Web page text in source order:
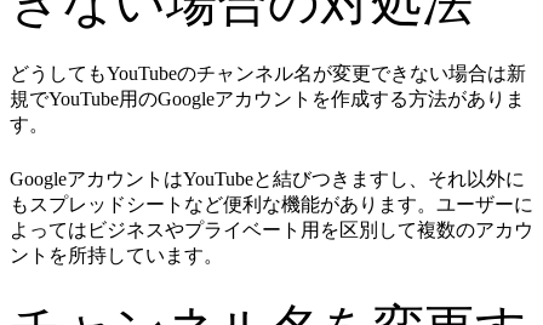
どうしてもYouTubeのチャンネル名が変更できない場合は新
規でYouTube用のGoogleアカウントを作成する方法がありま
す。
GoogleアカウントはYouTubeと結びつきますし、それ以外に
もスプレッドシートなど便利な機能があります。ユーザーに
よってはビジネスやプライベート用を区別して複数のアカウ
ントを所持しています。